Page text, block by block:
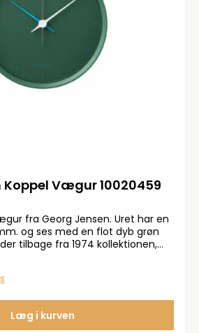
Koppel Vægur 10020459
fra Georg Jensen. Uret har en
og ses med en flot dyb grøn
tilbage fra 1974 kollektionen,
i 2024.
Læg i kurven